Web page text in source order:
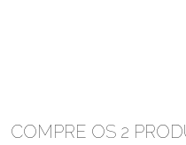
COMPRE OS 2